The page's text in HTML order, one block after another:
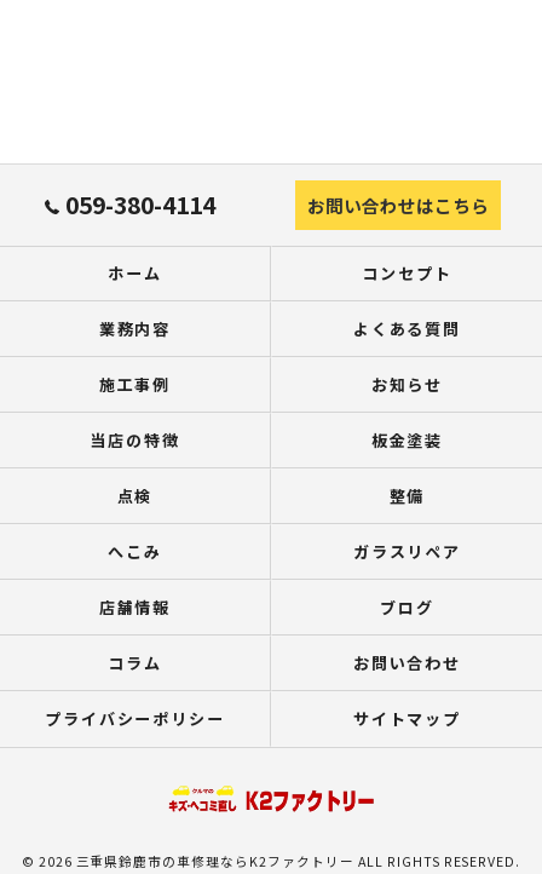
059-380-4114 お問い合わせはこちら
ホーム コンセプト
業務内容 よくある質問
施工事例 お知らせ
当店の特徴 板金塗装
点検 整備
へこみ ガラスリペア
店舗情報 ブログ
コラム お問い合わせ
プライバシーポリシー サイトマップ
© 2026 三重県鈴鹿市の車修理ならK2ファクトリー ALL RIGHTS RESERVED.